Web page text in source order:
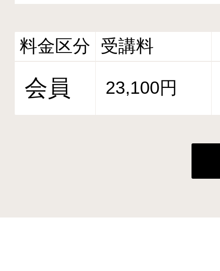
料金区分 受講料
会員 23,100円